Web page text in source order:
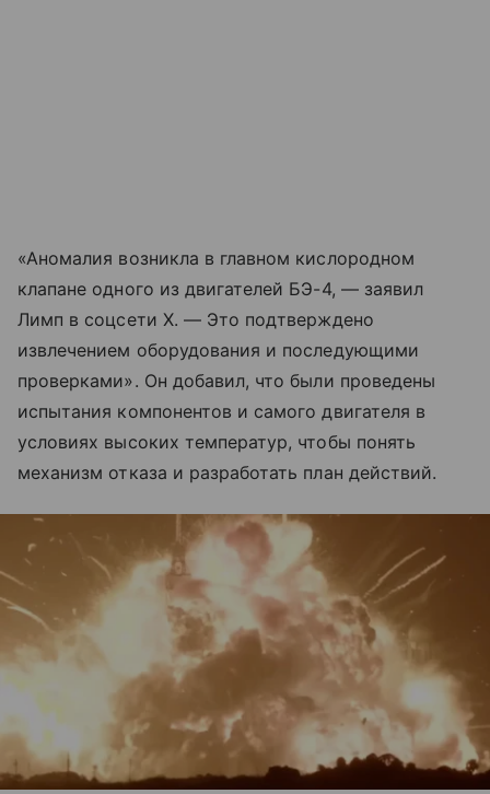
«Аномалия возникла в главном кислородном
клапане одного из двигателей БЭ-4, — заявил
Лимп в соцсети X. — Это подтверждено
извлечением оборудования и последующими
проверками». Он добавил, что были проведены
испытания компонентов и самого двигателя в
условиях высоких температур, чтобы понять
механизм отказа и разработать план действий.